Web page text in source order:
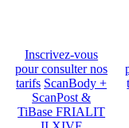
Inscrivez-vous
pour consulter nos
tarifs ScanBody +
ScanPost &
TiBase FRIALIT